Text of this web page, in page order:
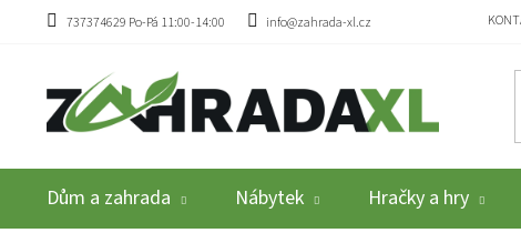
Přejít na obsah
737374629 Po-Pá 11:00-14:00 info@zahrada-xl.cz
Dům a zahrada Nábytek Hračky a hry